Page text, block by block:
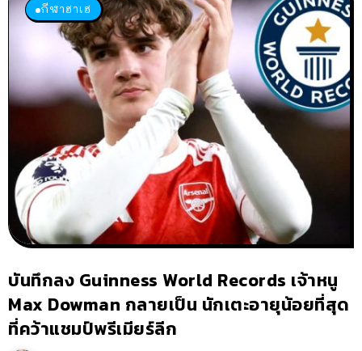
กีฬาฮาเฮ
บันทึกลง Guinness World Records เจ้าหนู
Max Dowman กลายเป็น นักเตะอายุน้อยที่สุด
ที่คว้าแชมป์พรีเมียร์ลีก